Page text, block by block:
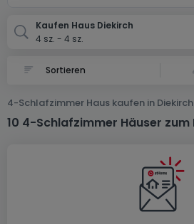
Kaufen Haus Diekirch
4 sz. - 4 sz.
4-Schlafzimmer Haus kaufen in Diekirch
10 4-Schlafzimmer Häuser zum